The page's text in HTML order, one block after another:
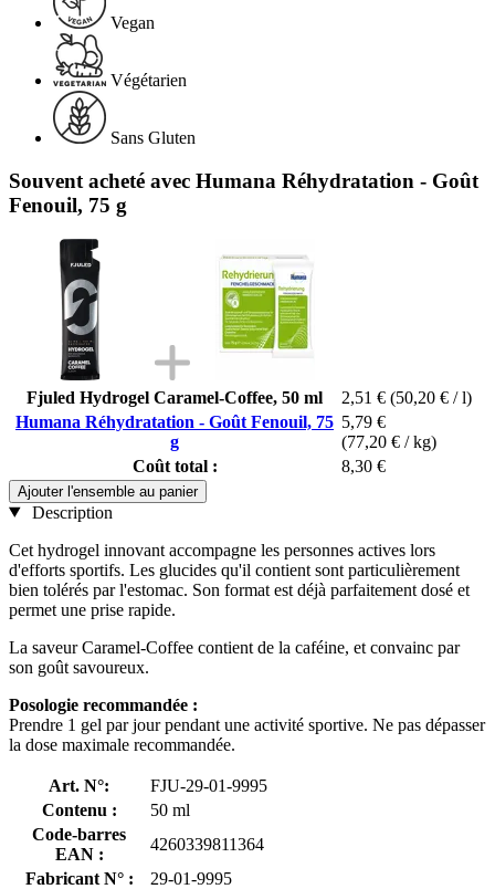
Vegan
Végétarien
Sans Gluten
Souvent acheté avec Humana Réhydratation - Goût
Fenouil, 75 g
Fjuled Hydrogel Caramel-Coffee, 50 ml 2,51 € (50,20 € / l)
Humana Réhydratation - Goût Fenouil, 75
g
5,79 €
(77,20 € / kg)
Coût total :
8,30 €
Ajouter l'ensemble au panier
Description
Cet hydrogel innovant accompagne les personnes actives lors
d'efforts sportifs. Les glucides qu'il contient sont particulièrement
bien tolérés par l'estomac. Son format est déjà parfaitement dosé et
permet une prise rapide.
La saveur Caramel-Coffee contient de la caféine, et convainc par
son goût savoureux.
Posologie recommandée :
Prendre 1 gel par jour pendant une activité sportive. Ne pas dépasser
la dose maximale recommandée.
Art. N°:
FJU-29-01-9995
Contenu :
50 ml
Code-barres
EAN :
4260339811364
Fabricant N° :
29-01-9995